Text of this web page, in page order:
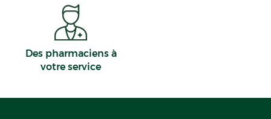
Des pharmaciens à
votre service